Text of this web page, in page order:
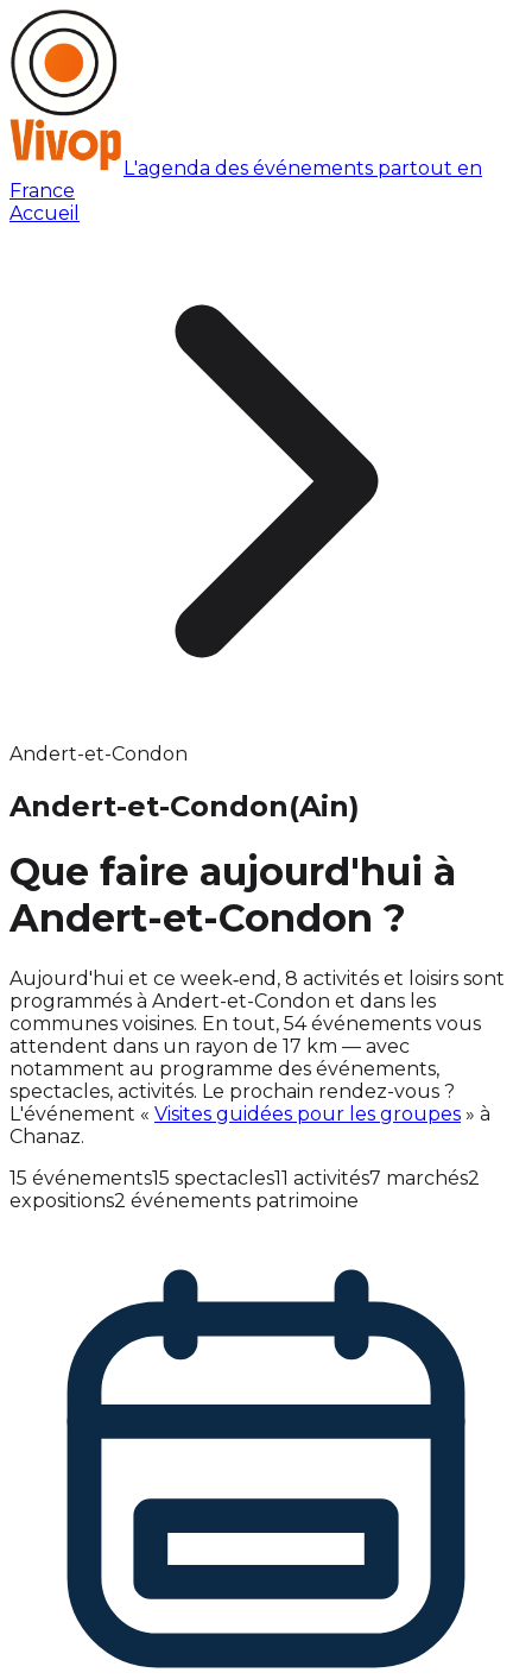
L'agenda des événements partout en
France
Accueil
Andert-et-Condon
Andert-et-Condon(Ain)
Que faire aujourd'hui à
Andert-et-Condon ?
Aujourd'hui et ce week‑end, 8 activités et loisirs sont
programmés à Andert-et-Condon et dans les
communes voisines. En tout, 54 événements vous
attendent dans un rayon de 17 km — avec
notamment au programme des événements,
spectacles, activités. Le prochain rendez-vous ?
L'événement « Visites guidées pour les groupes » à
Chanaz.
15 événements15 spectacles11 activités7 marchés2
expositions2 événements patrimoine